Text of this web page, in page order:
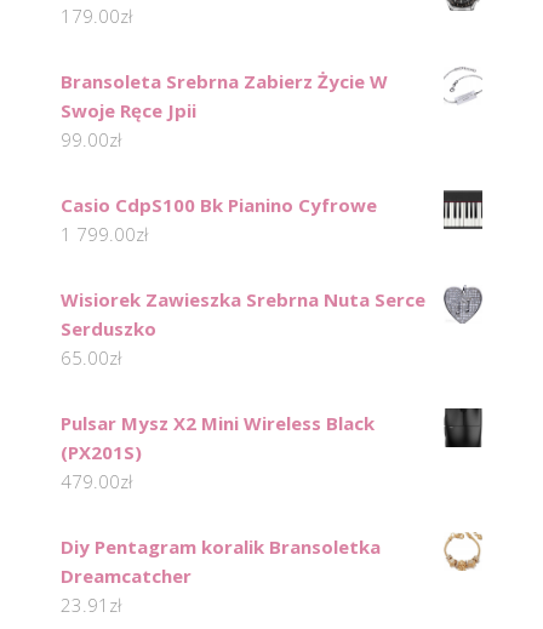
179.00zł
Bransoleta Srebrna Zabierz Życie W
Swoje Ręce Jpii
99.00zł
Casio CdpS100 Bk Pianino Cyfrowe
1 799.00zł
Wisiorek Zawieszka Srebrna Nuta Serce
Serduszko
65.00zł
Pulsar Mysz X2 Mini Wireless Black
(PX201S)
479.00zł
Diy Pentagram koralik Bransoletka
Dreamcatcher
23.91 zł